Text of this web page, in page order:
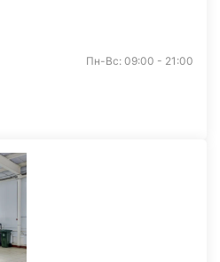
Пн-Вс: 09:00 - 21:00